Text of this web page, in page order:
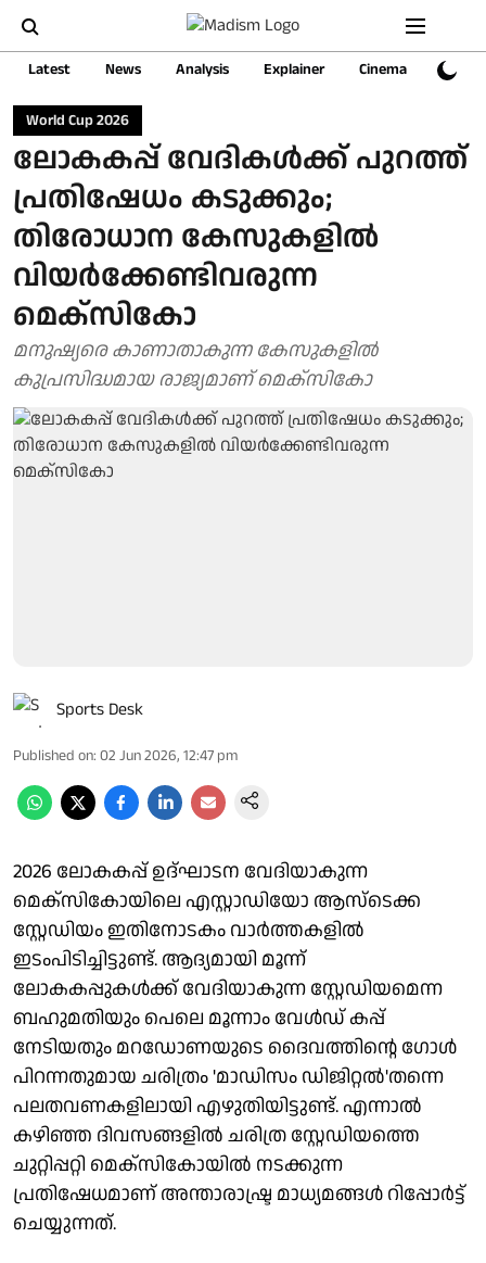
Latest News Analysis Explainer Cinema Sports
World Cup 2026
ലോകകപ്പ് വേദികൾക്ക് പുറത്ത്
പ്രതിഷേധം കടുക്കും;
തിരോധാന കേസുകളിൽ
വിയർക്കേണ്ടിവരുന്ന
മെക്സികോ
മനുഷ്യരെ കാണാതാകുന്ന കേസുകളിൽ
കുപ്രസിദ്ധമായ രാജ്യമാണ് മെക്സികോ
Sports Desk
Published on: 02 Jun 2026, 12:47 pm
2026 ലോകകപ്പ് ഉദ്ഘാടന വേദിയാകുന്ന
മെക്സികോയിലെ എസ്റ്റാഡിയോ ആസ്ടെക്ക
സ്റ്റേഡിയം ഇതിനോടകം വാർത്തകളിൽ
ഇടംപിടിച്ചിട്ടുണ്ട്. ആദ്യമായി മൂന്ന്
ലോകകപ്പുകൾക്ക് വേദിയാകുന്ന സ്റ്റേഡിയമെന്ന
ബഹുമതിയും പെലെ മൂന്നാം വേൾ‍ഡ് കപ്പ്
നേടിയതും മറഡോണയുടെ ദൈവത്തിന്റെ ​ഗോൾ
പിറന്നതുമായ ചരിത്രം 'മാ‍ഡിസം ഡിജിറ്റൽ'തന്നെ
പലതവണകളിലായി എഴുതിയിട്ടുണ്ട്. എന്നാൽ
കഴിഞ്ഞ ദിവസങ്ങളിൽ ചരിത്ര സ്റ്റേഡിയത്തെ
ചുറ്റിപ്പറ്റി മെക്സികോയിൽ നടക്കുന്ന
പ്രതിഷേധമാണ് അന്താരാഷ്ട്ര മാധ്യമങ്ങൾ റിപ്പോർട്ട്
ചെയ്യുന്നത്.